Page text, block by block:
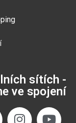
sítích -
ve spojení